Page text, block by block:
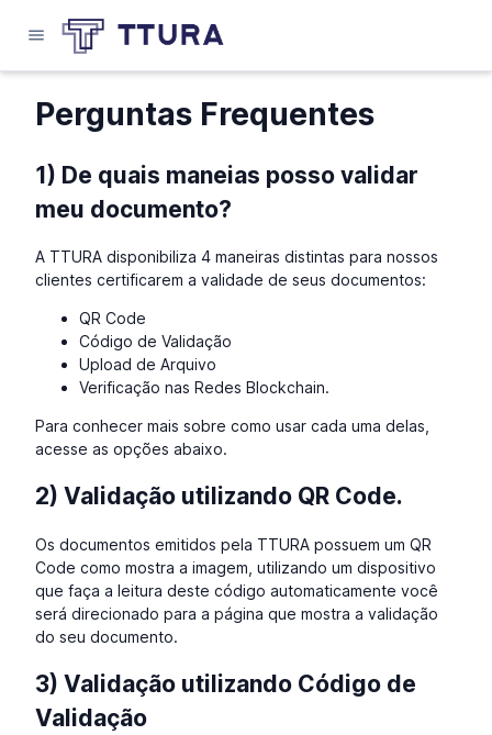
Perguntas Frequentes
1) De quais maneias posso validar
meu documento?
A TTURA disponibiliza 4 maneiras distintas para nossos
clientes certificarem a validade de seus documentos:
QR Code
Código de Validação
Upload de Arquivo
Verificação nas Redes Blockchain.
Para conhecer mais sobre como usar cada uma delas,
acesse as opções abaixo.
2) Validação utilizando QR Code.
Os documentos emitidos pela TTURA possuem um QR
Code como mostra a imagem, utilizando um dispositivo
que faça a leitura deste código automaticamente você
será direcionado para a página que mostra a validação
do seu documento.
3) Validação utilizando Código de
Validação